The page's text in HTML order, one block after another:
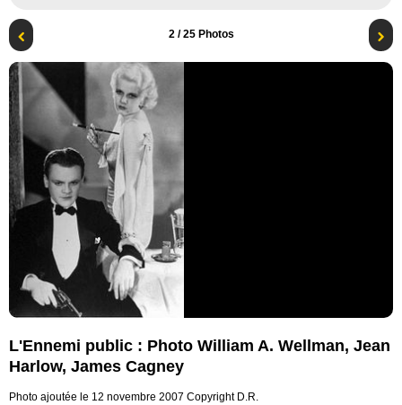
2/ 25 Photos
L'Ennemi public : Photo William A. Wellman, Jean
Harlow, James Cagney
Photo ajoutée le 12 novembre 2007 Copyright D.R.